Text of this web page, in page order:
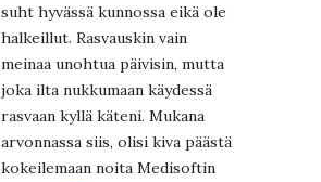
suht hyvässä kunnossa eikä ole
halkeillut. Rasvauskin vain
meinaa unohtua päivisin, mutta
joka ilta nukkumaan käydessä
rasvaan kyllä käteni. Mukana
arvonnassa siis, olisi kiva päästä
kokeilemaan noita Medisoftin